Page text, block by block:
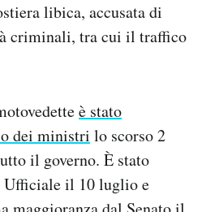
libica, accusata di
criminali, tra cui il traffico
è stato
dei ministri lo scorso 2
il governo. È stato
Ufficiale il 10 luglio e